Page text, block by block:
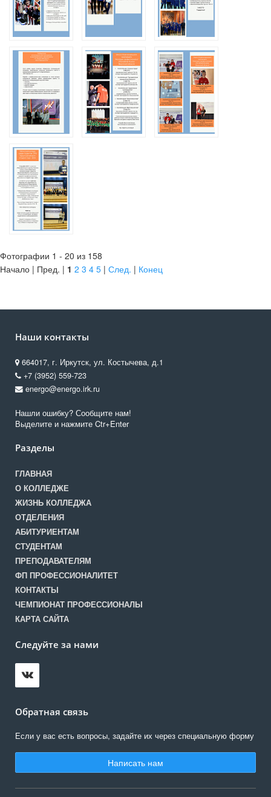
Фотографии 1 - 20 из 158
Начало | Пред. | 1 2 3 4 5 | След. | Конец
Наши контакты
664017, г. Иркутск, ул. Костычева, д.1
+7 (3952) 559-723
energo@energo.irk.ru
Нашли ошибку? Сообщите нам!
Выделите и нажмите Ctr+Enter
Разделы
ГЛАВНАЯ
О КОЛЛЕДЖЕ
ЖИЗНЬ КОЛЛЕДЖА
ОТДЕЛЕНИЯ
АБИТУРИЕНТАМ
СТУДЕНТАМ
ПРЕПОДАВАТЕЛЯМ
ФП ПРОФЕССИОНАЛИТЕТ
КОНТАКТЫ
ЧЕМПИОНАТ ПРОФЕССИОНАЛЫ
КАРТА САЙТА
Следуйте за нами
Обратная связь
Если у вас есть вопросы, задайте их через специальную форму
Написать нам